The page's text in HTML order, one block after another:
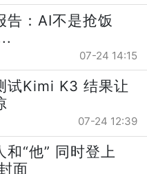
告：AI不是抢饭
07-24 14:15
试Kimi K3 结果让
07-24 12:39
和“他” 同时登上
面